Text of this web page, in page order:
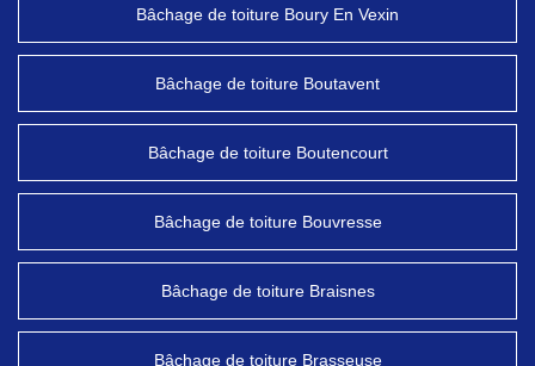
Bâchage de toiture Boury En Vexin
Bâchage de toiture Boutavent
Bâchage de toiture Boutencourt
Bâchage de toiture Bouvresse
Bâchage de toiture Braisnes
Bâchage de toiture Brasseuse